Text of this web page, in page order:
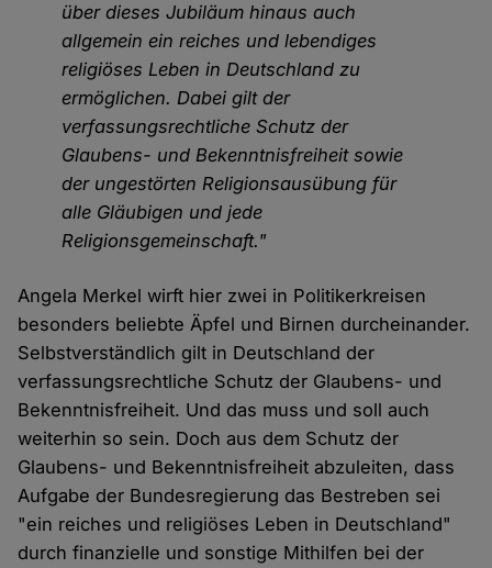
über dieses Jubiläum hinaus auch
allgemein ein reiches und lebendiges
religiöses Leben in Deutschland zu
ermöglichen. Dabei gilt der
verfassungsrechtliche Schutz der
Glaubens- und Bekenntnisfreiheit sowie
der ungestörten Religionsausübung für
alle Gläubigen und jede
Religionsgemeinschaft."
Angela Merkel wirft hier zwei in Politikerkreisen
besonders beliebte Äpfel und Birnen durcheinander.
Selbstverständlich gilt in Deutschland der
verfassungsrechtliche Schutz der Glaubens- und
Bekenntnisfreiheit. Und das muss und soll auch
weiterhin so sein. Doch aus dem Schutz der
Glaubens- und Bekenntnisfreiheit abzuleiten, dass
Aufgabe der Bundesregierung das Bestreben sei
"ein reiches und religiöses Leben in Deutschland"
durch finanzielle und sonstige Mithilfen bei der